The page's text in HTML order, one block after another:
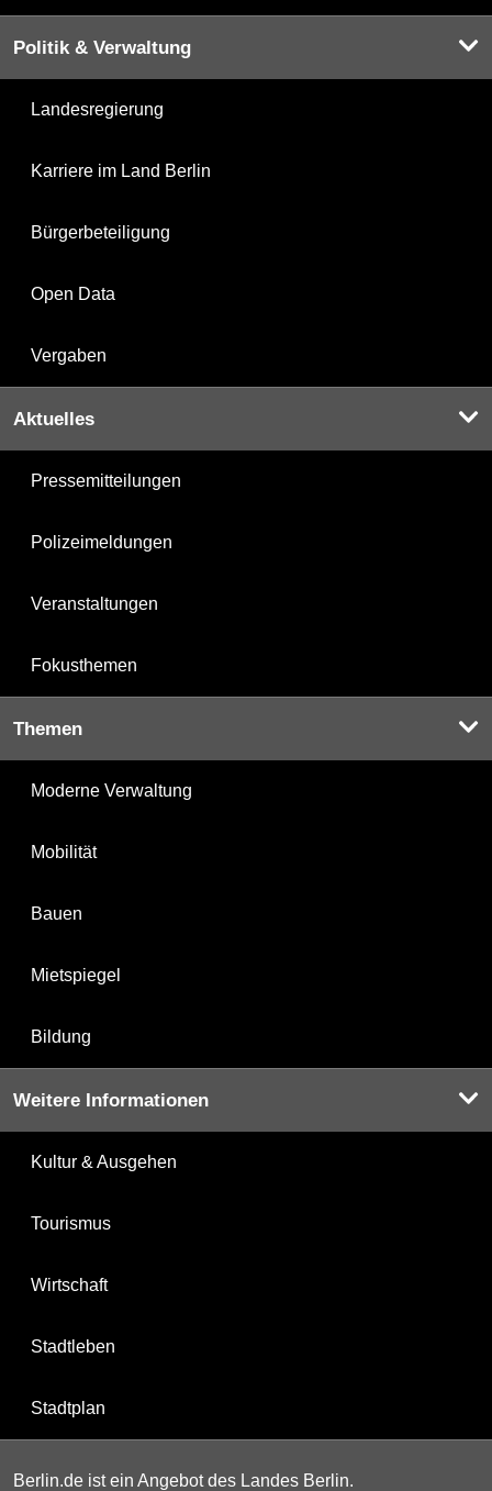
Politik & Verwaltung
Landesregierung
Karriere im Land Berlin
Bürgerbeteiligung
Open Data
Vergaben
Aktuelles
Pressemitteilungen
Polizeimeldungen
Veranstaltungen
Fokusthemen
Themen
Moderne Verwaltung
Mobilität
Bauen
Mietspiegel
Bildung
Weitere Informationen
Kultur & Ausgehen
Tourismus
Wirtschaft
Stadtleben
Stadtplan
Berlin.de ist ein Angebot des Landes Berlin.